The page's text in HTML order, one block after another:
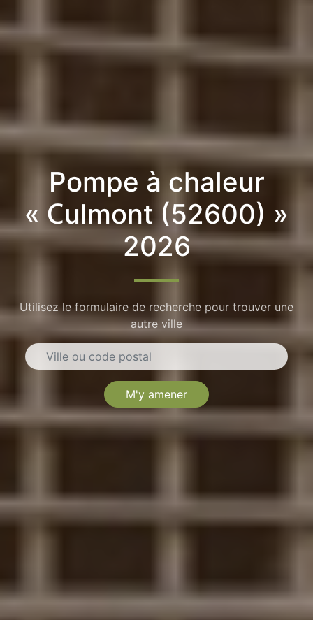
Pompe à chaleur
« Culmont (52600) »
2026
Utilisez le formulaire de recherche pour trouver une
autre ville
M'y amener